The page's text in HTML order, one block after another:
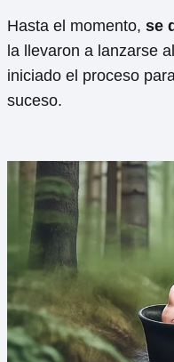
Hasta el momento, se
la llevaron a lanzarse
iniciado el proceso
suceso.